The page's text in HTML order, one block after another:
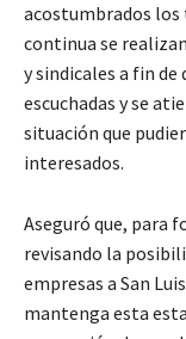
acostumbrados
continua se
y sindicales a fin de
escuchadas y se
situación que
interesados.
Aseguró que, para
revisando la
empresas a San
mantenga esta